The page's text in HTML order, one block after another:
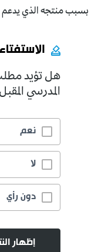
بسبب منتجه الذي يدعم
هل تؤيد
المدرسي
نعم
لا
دون رأي
إظهار